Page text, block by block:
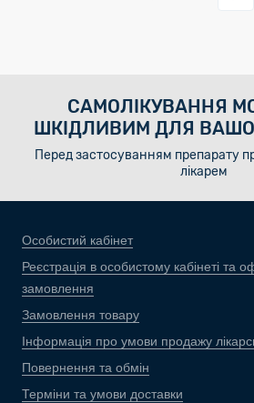
САМОЛІКУВАННЯ
ШКІДЛИВИМ ДЛЯ
Перед застосуванням препарату
лікарем
Особистий кабінет
Реєстрація в особистому кабінеті та
замовлення
Замовлення товару
Інформація про умови продажу
Повернення та обмін
Терміни та умови доставки